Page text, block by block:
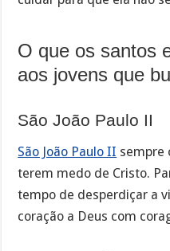
O que os santos
aos jovens que
São João Paulo II
São João Paulo II sempre
terem medo de Cristo.
tempo de desperdiçar a
coração a Deus com